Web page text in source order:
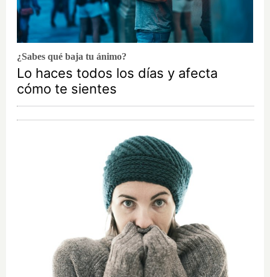
¿Sabes qué baja tu ánimo?
Lo haces todos los días y afecta
cómo te sientes